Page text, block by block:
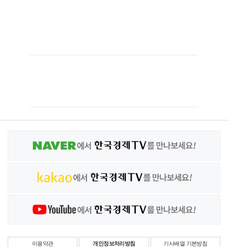
이용약관 개인정보처리방침 기사배열 기본방침